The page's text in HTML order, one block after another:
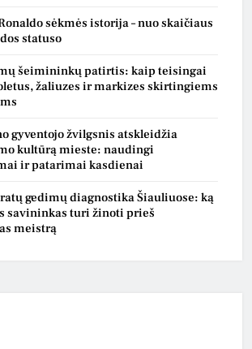
sėkmės istorija – nuo skaičiaus
statuso
šeimininkų patirtis: kaip teisingai
žaliuzes ir markizes skirtingiems
gyventojo žvilgsnis atskleidžia
kultūrą mieste: naudingi
ir patarimai kasdienai
gedimų diagnostika Šiauliuose: ką
savininkas turi žinoti prieš
meistrą